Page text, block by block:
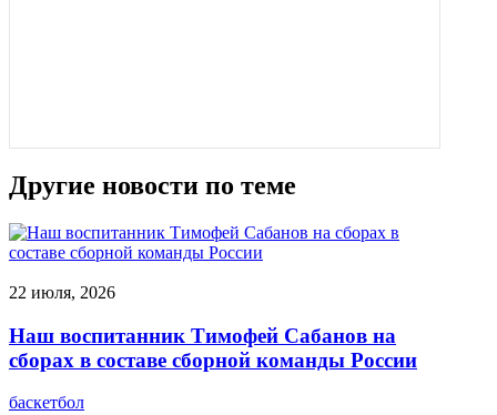
Другие новости по теме
22 июля, 2026
Наш воспитанник Тимофей Сабанов на
сборах в составе сборной команды России
баскетбол